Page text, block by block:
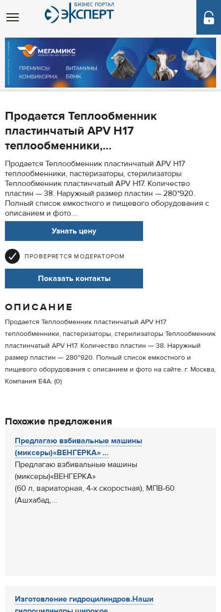
Продается Теплообменник
пластинчатый APV H17
теплообменники,...
Продается Теплообменник пластинчатый APV H17
теплообменники, пастеризаторы, стерилизаторы
Теплообменник пластинчатый APV H17. Количество
пластин — 38. Наружный размер пластин — 280*920.
Полный список емкостного и пищевого оборудования с
описанием и фото...
Узнать цену
ПРОВЕРЯЕТСЯ МОДЕРАТОРОМ
Показать контакты
ОПИСАНИЕ
Продается Теплообменник пластинчатый APV H17
теплообменники, пастеризаторы, стерилизаторы Теплообменник
пластинчатый APV H17. Количество пластин — 38. Наружный
размер пластин — 280*920. Полный список емкостного и
пищевого оборудования с описанием и фото на сайте. г. Москва,
Компания Е4А. (0)
Похожие предложения
Предлагаю взбивальные машины
(миксеры)«ВЕНГЕРКА» ...
Предлагаю взбивальные машины
(миксеры)«ВЕНГЕРКА»
(60 л, вариаторная, 4-х скоростная), МПВ-60
(Ашхабад,...
Изготовление гидроцилиндров.Наши